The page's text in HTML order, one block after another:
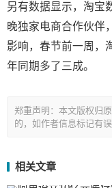
另有数据显示，淘宝
晚独家电商合作伙伴
影响，春节前一周，
年同期多了三成。
郑重声明：本文版权归
的，如作者信息标记有
相关文章